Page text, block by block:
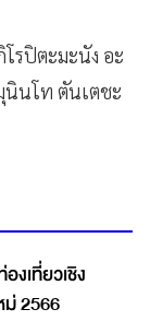
โรปิตะมะนัง อะ
นโท ตันเตชะ
งเที่ยวเชิง
2566